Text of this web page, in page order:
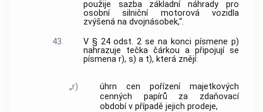
použije sazba základní náhrady pro
osobní silniční motorová vozidla
zvýšená na dvojnásobek,“.
43.
V § 24 odst. 2 se na konci písmene p)
nahrazuje tečka čárkou a připojují se
písmena r), s) a t), která znějí:
„r)
úhrn cen pořízení majetkových
cenných papírů za zdaňovací
období v případě jejich prodeje,